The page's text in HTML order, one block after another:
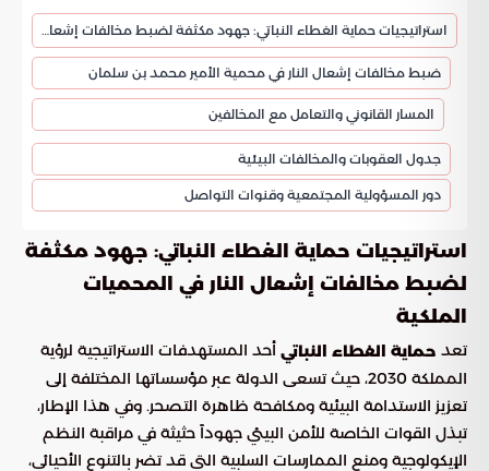
استراتيجيات حماية الغطاء النباتي: جهود مكثفة لضبط مخالفات إشعال النار في المحميات الملكية
ضبط مخالفات إشعال النار في محمية الأمير محمد بن سلمان
المسار القانوني والتعامل مع المخالفين
جدول العقوبات والمخالفات البيئية
دور المسؤولية المجتمعية وقنوات التواصل
استراتيجيات حماية الغطاء النباتي: جهود مكثفة
لضبط مخالفات إشعال النار في المحميات
الملكية
تعد حماية الغطاء النباتي أحد المستهدفات الاستراتيجية لرؤية
المملكة 2030، حيث تسعى الدولة عبر مؤسساتها المختلفة إلى
تعزيز الاستدامة البيئية ومكافحة ظاهرة التصحر. وفي هذا الإطار،
تبذل القوات الخاصة للأمن البيئي جهوداً حثيثة في مراقبة النظم
الإيكولوجية ومنع الممارسات السلبية التي قد تضر بالتنوع الأحيائي،